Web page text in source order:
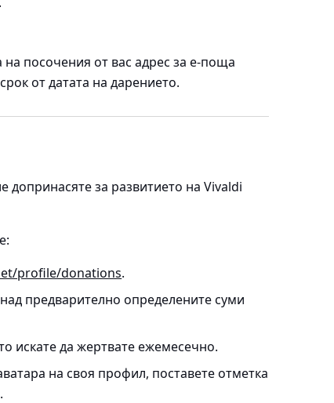
посочения от вас адрес за е-поща
от датата на дарението.
за развитието на Vivaldi
profile/donations.
над предварително определените суми
искате да жертвате ежемесечно.
на своя профил, поставете отметка